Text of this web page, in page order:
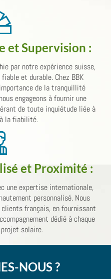
et Supervision :
par notre expérience suisse,
et durable. Chez BBK
de la tranquillité
engageons à fournir une
de toute inquiétude liée à
la fiabilité.
et Proximité :
une expertise internationale,
personnalisé. Nous
français, en fournissant
dédié à chaque
solaire.
NOUS ?